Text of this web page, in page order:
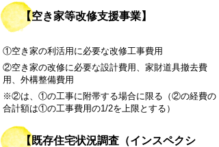
【空き家等改修支援事業】
①空き家の利活用に必要な改修工事費用
②空き家の改修に必要な設計費用、家財道具撤去費
用、外構整備費用
※②は、①の工事に附帯する場合に限る（②の経費の
合計額は①の工事費用の1/2を上限とする）
【既存住宅状況調査（インスペクシ